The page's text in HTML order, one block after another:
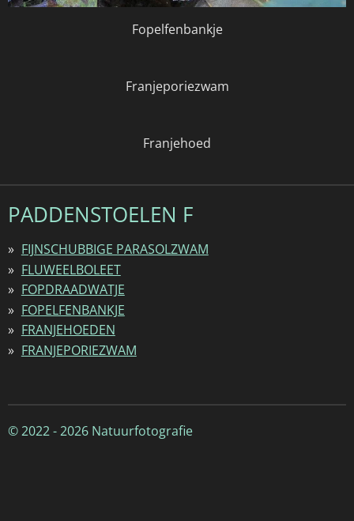
Fopelfenbankje
Franjeporiezwam
Franjehoed
PADDENSTOELEN F
FIJNSCHUBBIGE PARASOLZWAM
FLUWEELBOLEET
FOPDRAADWATJE
FOPELFENBANKJE
FRANJEHOEDEN
FRANJEPORIEZWAM
© 2022 - 2026 Natuurfotografie